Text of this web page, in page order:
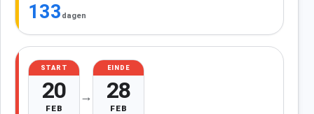
133 dagen
START
20
FEB
→
EINDE
28
FEB